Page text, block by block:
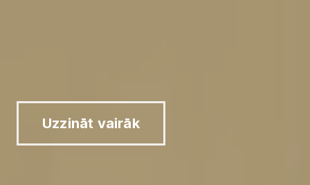
Uzzināt vairāk